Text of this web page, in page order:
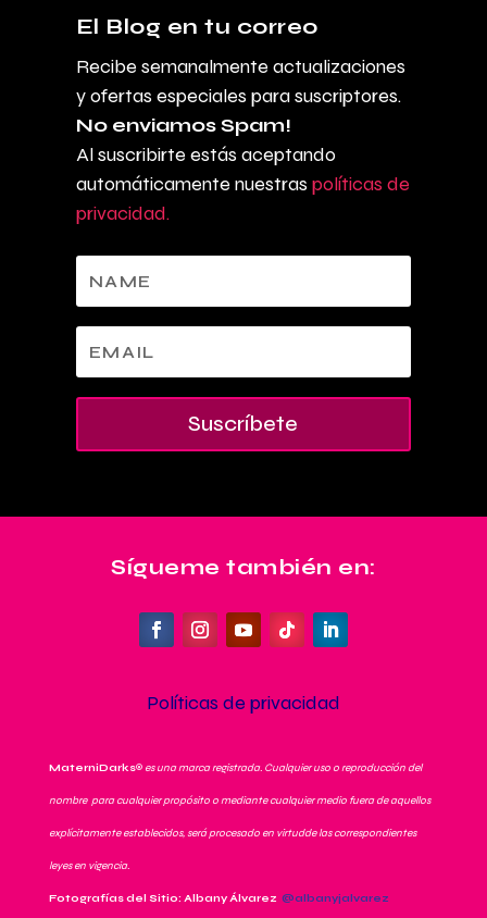
El Blog en tu correo
Recibe semanalmente actualizaciones
y ofertas especiales para suscriptores.
No enviamos Spam!
Al suscribirte estás aceptando
automáticamente nuestras políticas de
privacidad.
Suscríbete
Sígueme también en:
Políticas de privacidad
MaterniDarks®es una marca registrada. Cualquier uso o reproducción del
nombre para cualquier propósito o mediante cualquier medio fuera de aquellos
explícitamente establecidos, será procesado en virtudde las correspondientes
leyes en vigencia.
Fotografías del Sitio: Albany Álvarez @albanyjalvarez